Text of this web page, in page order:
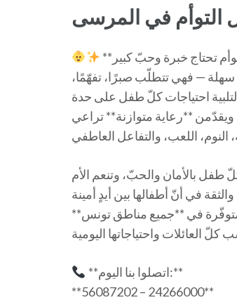
التوأم في المرسى
— فهي تتطلّب صبرًا، تفهّمًا،
ويقدّمن **رعاية متوازنة** تراعي
بالأمان والحبّ، وتنعم الأم
متوفّرة في **جميع مناطق تونس**
**اتصلوا بنا اليوم:**
**56087202 – 24266000**